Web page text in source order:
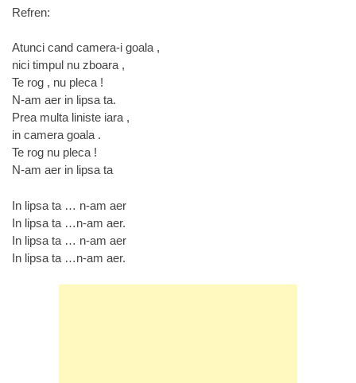
Refren:
Atunci cand camera-i goala ,
nici timpul nu zboara ,
Te rog , nu pleca !
N-am aer in lipsa ta.
Prea multa liniste iara ,
in camera goala .
Te rog nu pleca !
N-am aer in lipsa ta
In lipsa ta … n-am aer
In lipsa ta …n-am aer.
In lipsa ta … n-am aer
In lipsa ta …n-am aer.